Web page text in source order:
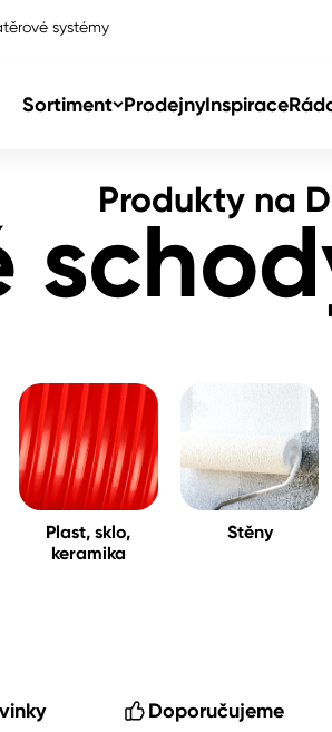
systémy
Sortiment ProdejnyInspirace
Produkty na
Plast, sklo,
keramika
Stěny
Doporučujeme